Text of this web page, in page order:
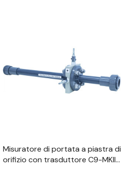
Visualizzazione Rapida
Misuratore di portata a piastra di
orifizio con trasduttore C9-MKII-